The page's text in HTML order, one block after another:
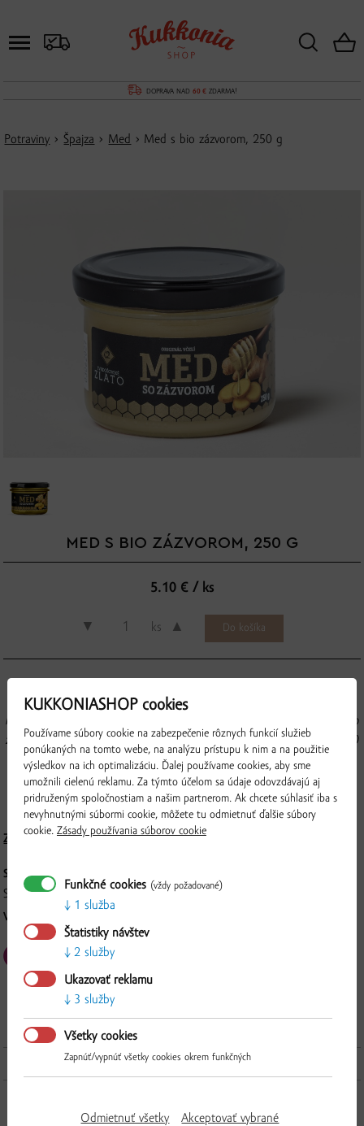
DOPRAVA NAD 60 €ZDARMA!
Potraviny › Špajza › Med › Med s bio zázvorom, 250 g
MED S BIO ZÁZVOROM, 250 G
5.10 € / ks
▼ ks ▲
Med a zázvor – jedinečné spojenie sladkého slovenského medu a silného bio
zázvoru, obsahujúceho viac ako 100 bioaktívnych látok. Už viac ako 5.000
rokov sú známe jeho pozitívne účinky na zdravie. Podporuje imunitu i
trávenie, má protizápalové aj antioxidačné účinky a je prirodzenou
podporou vitality a energie. Na zdravie!
Zloženie a nutričné hodnoty
SKLADOVANIE:
Skladujte na suchom mieste do 24°C. Chráňte pred priamym slnkom.
VÝROBCA:
Ďalšie produkty z tejto kategórie
KUKKONIASHOP cookies
Používame súbory cookie na zabezpečenie rôznych funkcií služieb
ponúkaných na tomto webe, na analýzu prístupu k nim a na použitie
výsledkov na ich optimalizáciu. Ďalej používame cookies, aby sme
umožnili cielenú reklamu. Za týmto účelom sa údaje odovzdávajú aj
pridruženým spoločnostiam a našim partnerom. Ak chcete súhlasiť iba s
nevyhnutnými súbormi cookie, môžete tu odmietnuť ďalšie súbory
cookie. Zásady používania súborov cookie
Funkčné cookies (vždy požadované)
1 služba
Štatistiky návštev
2 služby
Ukazovať reklamu
3 služby
Všetky cookies
Zapnúť/vypnúť všetky cookies okrem funkčných
Odmietnuť všetky Akceptovať vybrané